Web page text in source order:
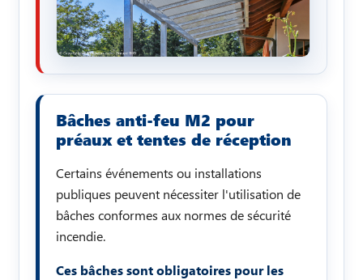
Bâches anti-feu M2 pour
préaux et tentes de réception
Certains événements ou installations
publiques peuvent nécessiter l'utilisation de
bâches conformes aux normes de sécurité
incendie.
Ces bâches sont obligatoires pour les